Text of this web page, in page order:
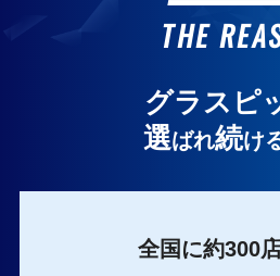
THE
グラスピ
選ばれ続け
全国に約300